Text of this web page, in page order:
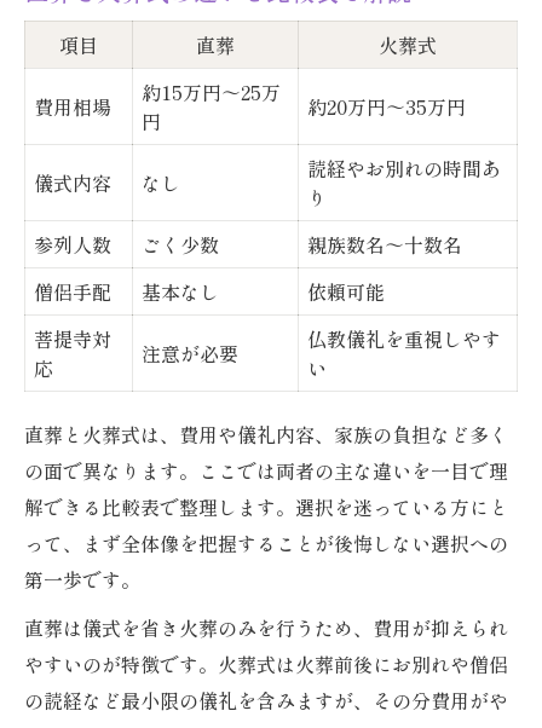
家族や親族の理解を得るポイント
費用相場から見る直葬と火葬式の比較表
直葬と火葬式の費用相場を表でチェック
費用の内訳や追加料金の注意点
地域ごとの直葬・火葬式費用目安
葬儀費用を抑えるための工夫
家族葬と直葬・火葬式の費用差
直葬で知っておきたい追加費用の内訳
直葬にかかる追加費用の具体例
安置や搬送で発生する費用の注意点
火葬場利用料やオプション費用の実態
直葬プランに含まれない費用項目
見積もり時に確認したい追加料金
火葬式と直葬の選び方と後悔しないコツ
後悔しないためのポイントまとめ
親族や菩提寺への相談の進め方
項目 直葬 火葬式
費用相場
約15万円～25万
円
約20万円～35万円
儀式内容 なし
読経やお別れの時間あ
り
参列人数
ごく少数
親族数名～十数名
僧侶手配
基本なし
依頼可能
菩提寺対
応
注意が必要
仏教儀礼を重視しやす
い
直葬と火葬式は、費用や儀礼内容、家族の負担など多く
の面で異なります。ここでは両者の主な違いを一目で理
解できる比較表で整理します。選択を迷っている方にと
って、まず全体像を把握することが後悔しない選択への
第一歩です。
直葬は儀式を省き火葬のみを行うため、費用が抑えられ
やすいのが特徴です。火葬式は火葬前後にお別れや僧侶
の読経など最小限の儀礼を含みますが、その分費用がや